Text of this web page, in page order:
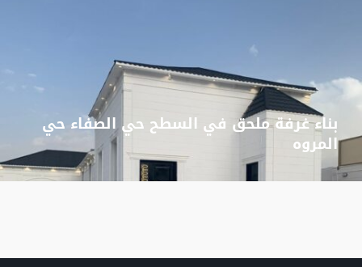
بناء غرفة ملحق في السطح حي الصفاء حي
المروه